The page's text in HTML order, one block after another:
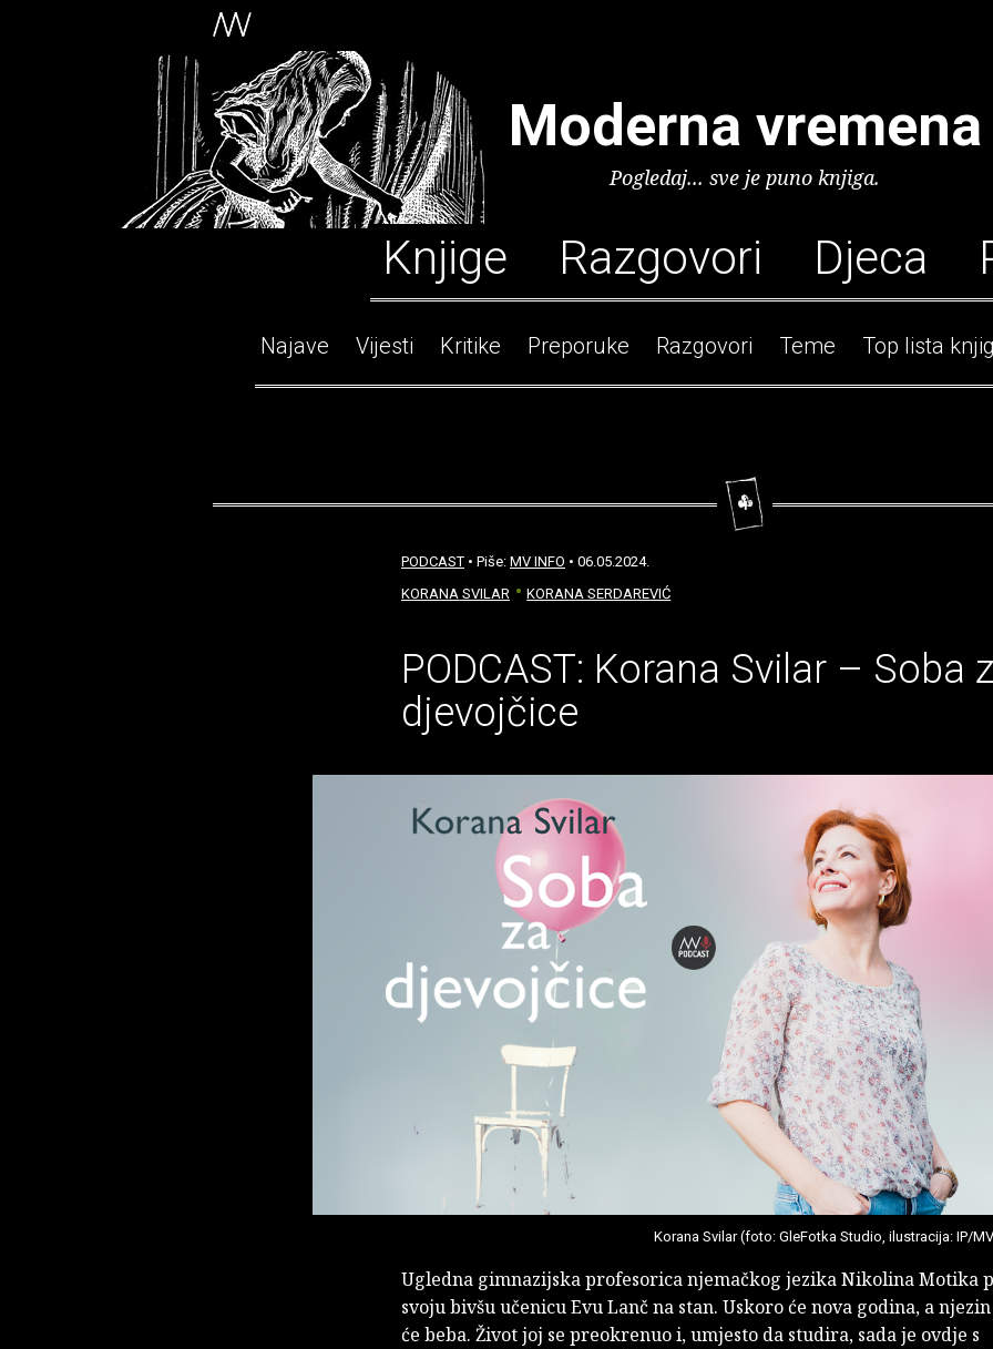
Moderna vremena
Pogledaj... sve je puno knjiga.
Knjige Razgovori Djeca
Najave Vijesti Kritike Preporuke Razgovori Teme Top lista
PODCAST • Piše: MV INFO • 06.05.2024.
KORANA SVILAR
KORANA SERDAREVIĆ
PODCAST: Korana Svilar – Soba
djevojčice
Korana Svilar (foto: GleFotka Studio, ilustracija: IP/
Ugledna gimnazijska profesorica njemačkog jezika Nikolina Motika
svoju bivšu učenicu Evu Lanč na stan. Uskoro će nova godina, a
će beba. Život joj se preokrenuo i, umjesto da studira, sada je ovdje s